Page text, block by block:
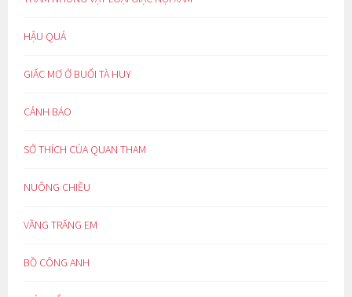
HẬU QUẢ
GIẤC MƠ Ở BUỔI TÀ HUY
CẢNH BÁO
SỞ THÍCH CỦA QUAN THAM
NUÔNG CHIỀU
VẦNG TRĂNG EM
BỒ CÔNG ANH